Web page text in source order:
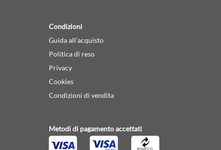
Condizioni
Guida all'acquisto
Politica di reso
Privacy
Cookies
Condizioni di vendita
Metodi di pagamento accettati